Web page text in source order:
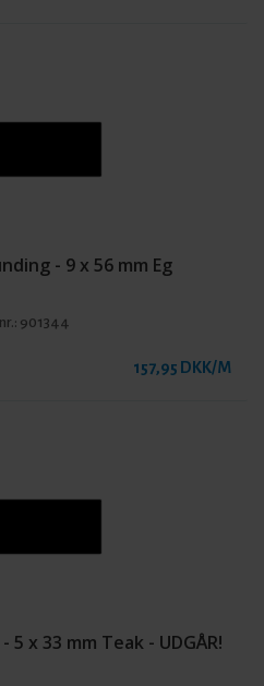
- 9 x 56 mm Eg
901344
157,95 DKK/M
x 33 mm Teak - UDGÅR!